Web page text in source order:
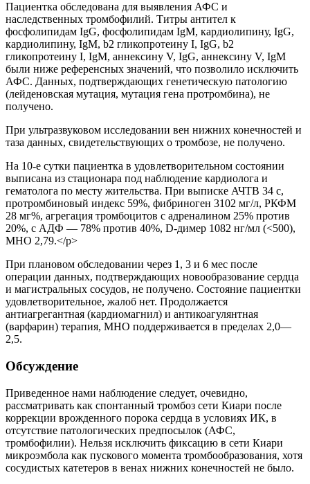
Пациентка обследована для выявления АФС и
наследственных тромбофилий. Титры антител к
фосфолипидам IgG, фосфолипидам IgM, кардиолипину, IgG,
кардиолипину, IgM, b2 гликопротеину I, IgG, b2
гликопротеину I, IgM, аннексину V, IgG, аннексину V, IgM
были ниже референсных значений, что позволило исключить
АФС. Данных, подтверждающих генетическую патологию
(лейденовская мутация, мутация гена протромбина), не
получено.
При ультразвуковом исследовании вен нижних конечностей и
таза данных, свидетельствующих о тромбозе, не получено.
На 10-е сутки пациентка в удовлетворительном состоянии
выписана из стационара под наблюдение кардиолога и
гематолога по месту жительства. При выписке АЧТВ 34 с,
протромбиновый индекс 59%, фибриноген 3102 мг/л, РКФМ
28 мг%, агрегация тромбоцитов с адреналином 25% против
20%, с АДФ — 78% против 40%, D-димер 1082 нг/мл (<500),
МНО 2,79.</p>
При плановом обследовании через 1, 3 и 6 мес после
операции данных, подтверждающих новообразование сердца
и магистральных сосудов, не получено. Состояние пациентки
удовлетворительное, жалоб нет. Продолжается
антиагрегантная (кардиомагнил) и антикоагулянтная
(варфарин) терапия, МНО поддерживается в пределах 2,0—
2,5.
Обсуждение
Приведенное нами наблюдение следует, очевидно,
рассматривать как спонтанный тромбоз сети Киари после
коррекции врожденного порока сердца в условиях ИК, в
отсутствие патологических предпосылок (АФС,
тромбофилии). Нельзя исключить фиксацию в сети Киари
микроэмбола как пускового момента тромбообразования, хотя
сосудистых катетеров в венах нижних конечностей не было.